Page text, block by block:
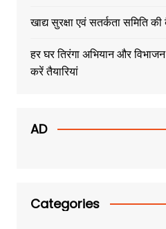
खाद्य सुरक्षा एवं सतर्कता समिति
हर घर तिरंगा अभियान और
करें तैयारियां
AD
Categories